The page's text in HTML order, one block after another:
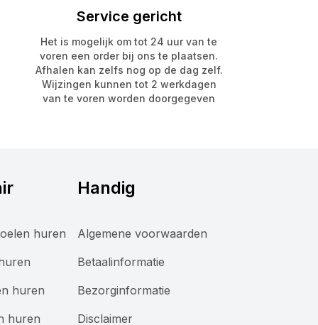
Service gericht
Het is mogelijk om tot 24 uur van te
voren een order bij ons te plaatsen.
Afhalen kan zelfs nog op de dag zelf.
Wijzingen kunnen tot 2 werkdagen
van te voren worden doorgegeven
huren
huren
huren
Handig
Algemene voorwaarden
Betaalinformatie
Bezorginformatie
Disclaimer